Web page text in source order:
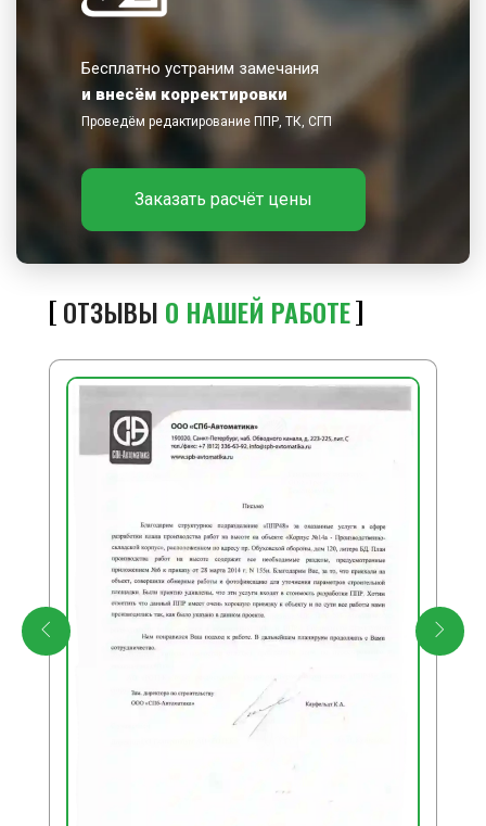
Бесплатно устраним замечания
и внесём корректировки
Проведём редактирование ППР, ТК, СГП
Заказать расчёт цены
ОТЗЫВЫ О НАШЕЙ РАБОТЕ